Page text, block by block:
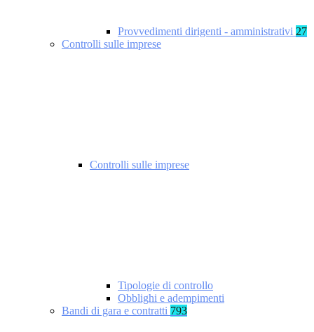
Provvedimenti dirigenti - amministrativi 27
Controlli sulle imprese
Controlli sulle imprese
Tipologie di controllo
Obblighi e adempimenti
Bandi di gara e contratti 793